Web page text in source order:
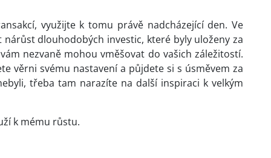
využijte k tomu právě nadcházející den. Ve
dlouhodobých investic, které byly uloženy za
nezvaně mohou vměšovat do vašich záležitostí.
věrni svému nastavení a půjdete si s úsměvem za
třeba tam narazíte na další inspiraci k velkým
k mému růstu.